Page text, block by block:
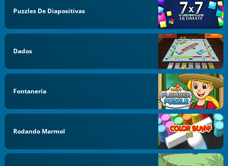
Puzzles De Diapositivas
Dados
Fontanería
Rodando Marmol